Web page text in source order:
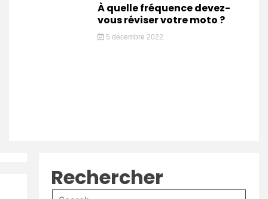
À quelle fréquence devez-
vous réviser votre moto ?
5 décembre 2022
Rechercher